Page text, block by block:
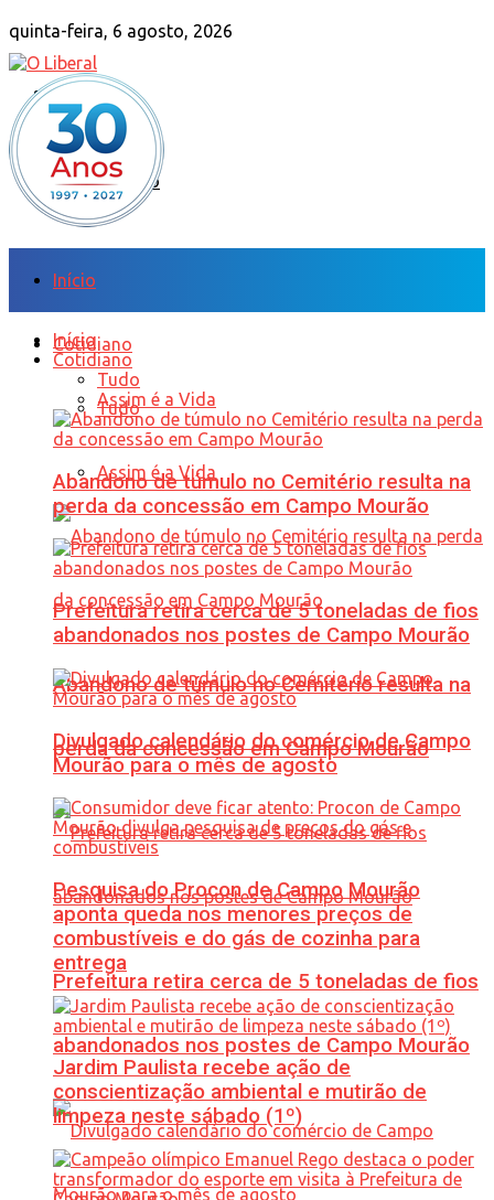
quinta-feira, 6 agosto, 2026
Sobre Nós
Anuncie
Fale Conosco
Início
Cotidiano
Tudo
Assim é a Vida
Abandono de túmulo no Cemitério resulta na
perda da concessão em Campo Mourão
Prefeitura retira cerca de 5 toneladas de fios
abandonados nos postes de Campo Mourão
Início
Cotidiano
Tudo
Assim é a Vida
Abandono de túmulo no Cemitério resulta na
perda da concessão em Campo Mourão
Prefeitura retira cerca de 5 toneladas de fios
abandonados nos postes de Campo Mourão
Divulgado calendário do comércio de Campo
Mourão para o mês de agosto
Pesquisa do Procon de Campo Mourão
aponta queda nos menores preços de
combustíveis e do gás de cozinha para
entrega
Jardim Paulista recebe ação de
conscientização ambiental e mutirão de
limpeza neste sábado (1º)